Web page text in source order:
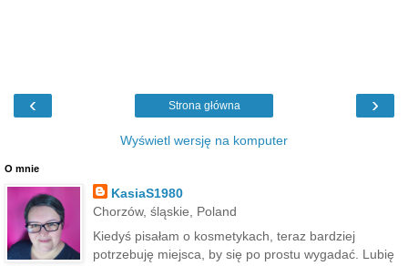
‹ ›
Strona główna
Wyświetl wersję na komputer
O mnie
KasiaS1980
Chorzów, śląskie, Poland
Kiedyś pisałam o kosmetykach, teraz bardziej
potrzebuję miejsca, by się po prostu wygadać. Lubię